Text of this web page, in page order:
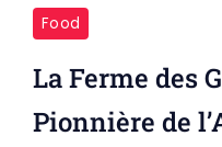
Food
La Ferme des
Pionnière de